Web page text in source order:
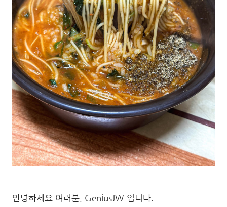
안녕하세요 여러분, GeniusJW 입니다.